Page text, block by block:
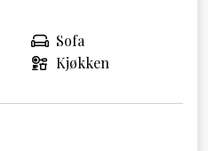
Sofa
Kjøkken